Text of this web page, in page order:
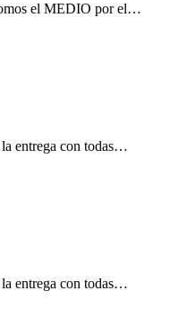
el MEDIO por el…
entrega con todas…
entrega con todas…